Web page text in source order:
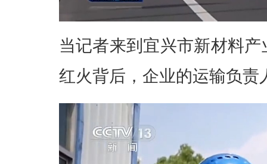
当记者来到宜兴市新材料
红火背后，企业的运输负责